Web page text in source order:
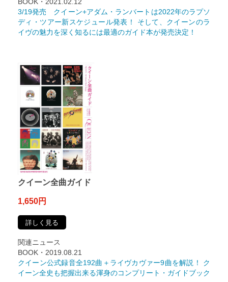
3/19発売 クイーン+アダム・ランバートは2022年のラプソ
ディ・ツアー新スケジュール発表！ そして、クイーンのラ
イヴの魅力を深く知るには最適のガイド本が発売決定！
クイーン全曲ガイド
1,650円
詳しく見る
関連ニュース
BOOK・2019.08.21
クイーン公式録音全192曲＋ライヴカヴァー9曲を解説！ ク
イーン全史も把握出来る渾身のコンプリート・ガイドブック